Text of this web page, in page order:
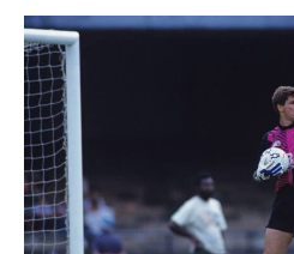
FC
–
29
anos
de
história!